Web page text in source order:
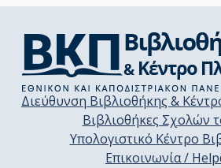
Διεύθυνση Βιβλιοθήκης &
Βιβλιοθήκες Σχολών
Υπολογιστικό Κέντρο
Επικοινωνία /